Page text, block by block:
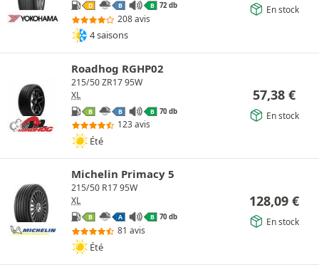
D B B 72 db
208 avis
4 saisons
En stock
Roadhog RGHP02
215/50 ZR17 95W
XL
B B B 70 db
123 avis
Été
57,38 €
En stock
Michelin Primacy 5
215/50 R17 95W
XL
B A B 70 db
81 avis
Été
128,09 €
En stock